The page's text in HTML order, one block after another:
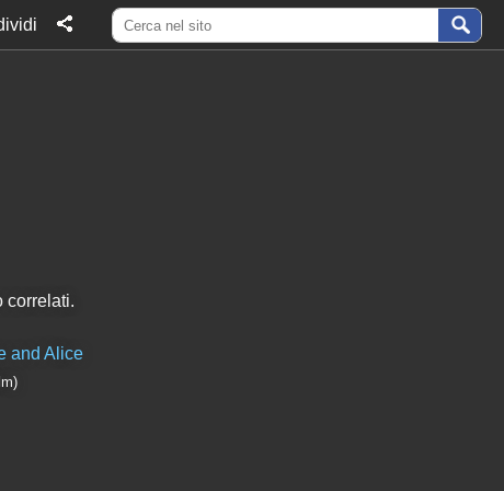
correlati.
and Alice